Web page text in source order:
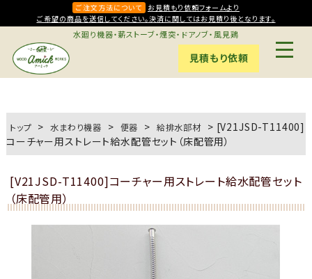
ご注文方法について
お見積もり依頼フォームより
ご希望の商品を送信してください。決済に関してはお見積り後となります。
水廻り機器・薪ストーブ・煙突・ドアノブ・風見鶏
見積もり依頼
トップ > 水まわり機器 > 便器 > 給排水部材 > [V21JSD-T11400]
コーチャー用ストレート給水配管セット（床配管用）
[V21JSD-T11400]コーチャー用ストレート給水配管セット
（床配管用）